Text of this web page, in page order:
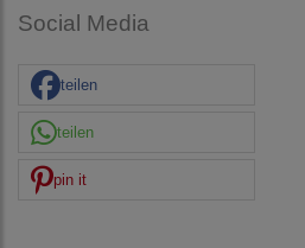
Social Media
teilen
teilen
pin it